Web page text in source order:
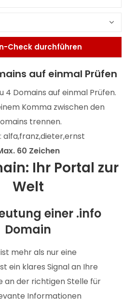
auf einmal Prüfen
4 Domains auf einmal Prüfen.
Komma zwischen den
trennen.
alfa,franz,dieter,ernst
60 Zeichen
Ihr Portal zur
Welt
einer .info
Domain
mehr als nur eine
ein klares Signal an Ihre
an der richtigen Stelle für
Informationen